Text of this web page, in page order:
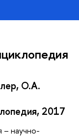
О.А.
2017
– научно-